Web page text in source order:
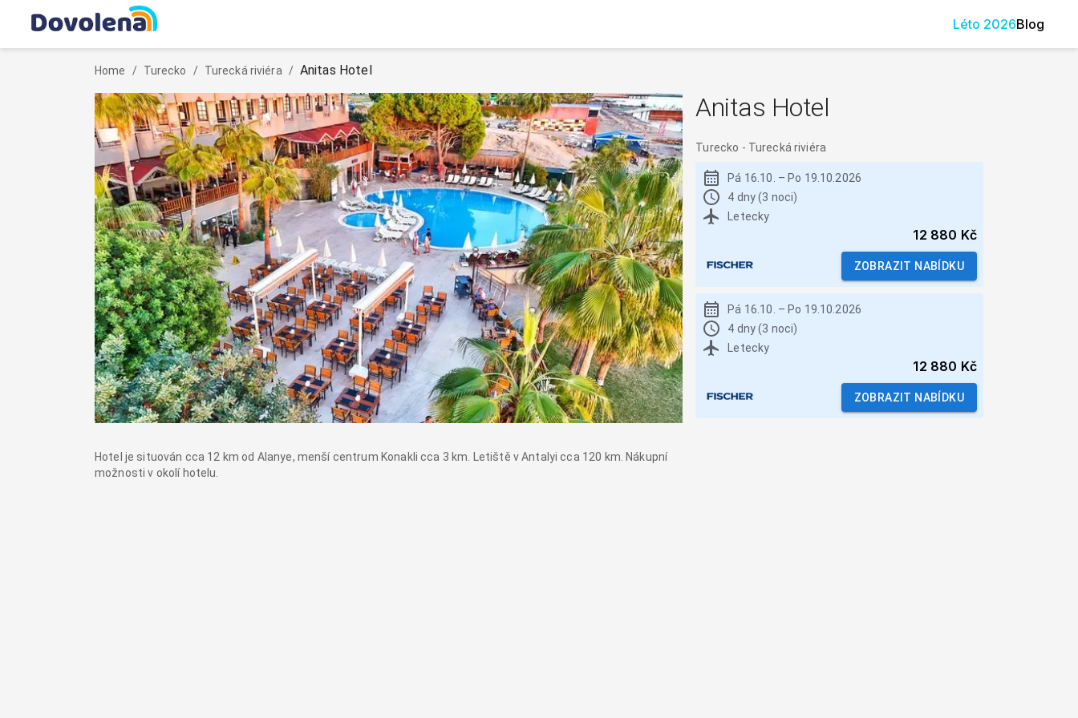
Léto 2026Blog
Home / Turecko / Turecká riviéra / Anitas Hotel
Hotel je situován cca 12 km od Alanye, menší centrum Konakli cca 3 km. Letiště v Antalyi cca 120 km. Nákupní
možnosti v okolí hotelu.
Anitas Hotel
Turecko - Turecká riviéra
Pá 16.10. – Po 19.10.2026
4 dny (3 noci)
Letecky
12 880 Kč
ZOBRAZIT NABÍDKU
Pá 16.10. – Po 19.10.2026
4 dny (3 noci)
Letecky
12 880 Kč
ZOBRAZIT NABÍDKU